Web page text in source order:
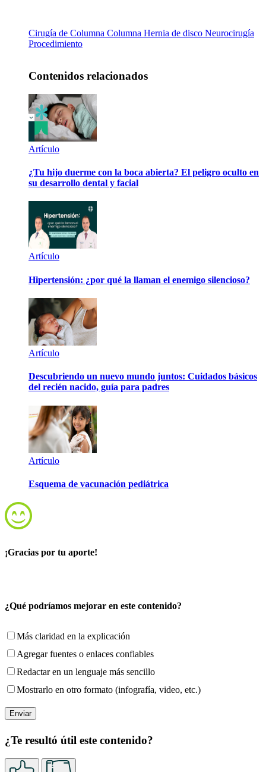
Cirugía de Columna Columna Hernia de disco Neurocirugía
Procedimiento
Contenidos relacionados
Artículo
¿Tu hijo duerme con la boca abierta? El peligro oculto en
su desarrollo dental y facial
Artículo
Hipertensión: ¿por qué la llaman el enemigo silencioso?
Artículo
Descubriendo un nuevo mundo juntos: Cuidados básicos
del recién nacido, guía para padres
Artículo
Esquema de vacunación pediátrica
¡Gracias por tu aporte!
¿Qué podríamos mejorar en este contenido?
Más claridad en la explicación
Agregar fuentes o enlaces confiables
Redactar en un lenguaje más sencillo
Mostrarlo en otro formato (infografía, video, etc.)
¿Te resultó útil este contenido?